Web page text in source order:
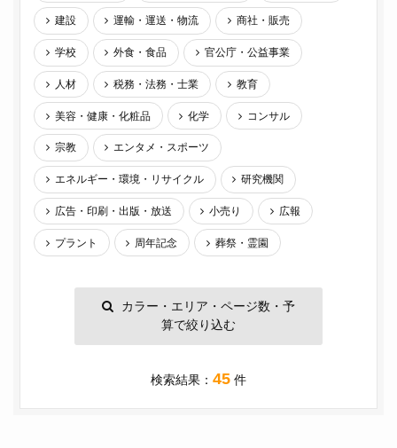
建設 運輸・運送・物流 商社・販売
学校 外食・食品 官公庁・公益事業
人材 税務・法務・士業 教育
美容・健康・化粧品 化学 コンサル
宗教 エンタメ・スポーツ
エネルギー・環境・リサイクル 研究機関
広告・印刷・出版・放送 小売り 広報
プラント 周年記念 葬祭・霊園
カラー・エリア・ページ数・予
算で絞り込む
検索結果： 45 件